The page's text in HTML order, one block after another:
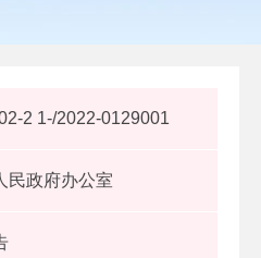
2 1-/2022-0129001
民政府办公室